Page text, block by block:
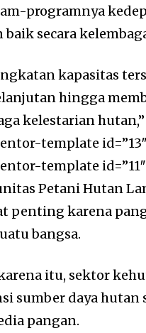
programnya
baik secara
kapasitas
hingga
kelestarian
template
template
Petani Hutan
penting karena
bangsa.
itu, sektor
sumber daya hutan
pangan.